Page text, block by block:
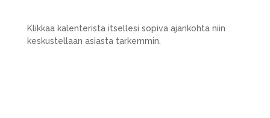
Klikkaa kalenterista itsellesi sopiva ajankohta niin
keskustellaan asiasta tarkemmin.